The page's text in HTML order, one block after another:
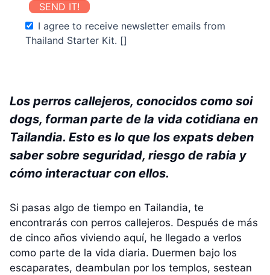
SEND IT!
I agree to receive newsletter emails from
Thailand Starter Kit. []
Los perros callejeros, conocidos como soi
dogs, forman parte de la vida cotidiana en
Tailandia. Esto es lo que los expats deben
saber sobre seguridad, riesgo de rabia y
cómo interactuar con ellos.
Si pasas algo de tiempo en Tailandia, te
encontrarás con perros callejeros. Después de más
de cinco años viviendo aquí, he llegado a verlos
como parte de la vida diaria. Duermen bajo los
escaparates, deambulan por los templos, sestean